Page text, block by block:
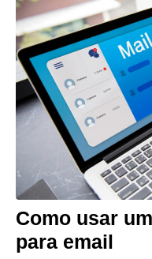
Como usar
para email